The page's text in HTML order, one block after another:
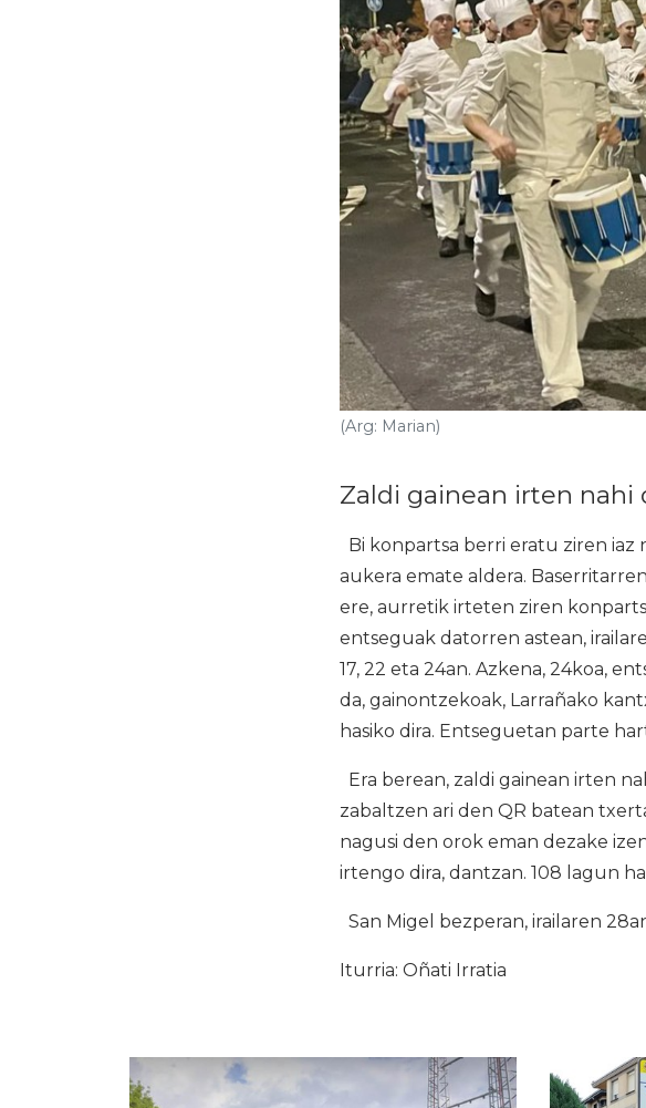
(Arg: Marian)
Zaldi gainean irten
Bi konpartsa berri eratu ziren
aukera emate aldera.
ere, aurretik irteten ziren
entseguak datorren astean,
17, 22 eta 24an. Azkena, 24koa,
da, gainontzekoak, Larrañako
hasiko dira. Entseguetan parte
Era berean, zaldi gainean irten
zabaltzen ari den QR batean
nagusi den orok eman dezake
irtengo dira, dantzan. 108 lagun
San Migel bezperan, irailaren
Iturria: Oñati Irratia